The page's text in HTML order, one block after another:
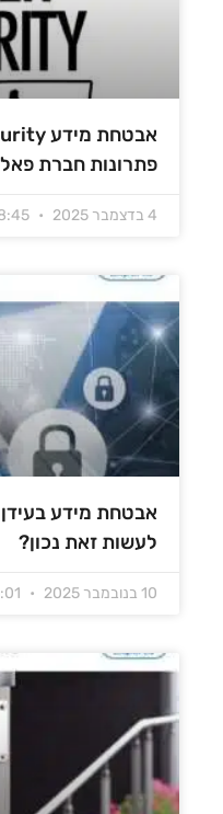
פתרונות חברת
4 בדצמבר 2025
אבטחת מידע
לעשות זאת נכון?
10 בנובמבר 2025